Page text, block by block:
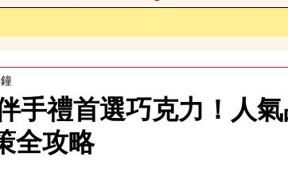
手禮首選巧克力！人
全攻略